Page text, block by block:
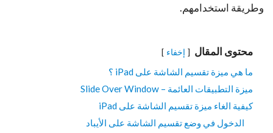
وطريقة استخدامهم.
محتوى المقال إخفاء
ما هي ميزة تقسيم الشاشة على iPad ؟
ميزة التطبيقات العائمة – Slide Over Window
كيفية الغاء ميزة تقسيم الشاشة على iPad
الدخول في وضع تقسيم الشاشة على الأيباد